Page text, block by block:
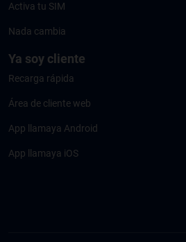
Activa tu SIM
Nada cambia
Ya soy cliente
Recarga rápida
Área de cliente web
App llamaya Android
App llamaya iOS